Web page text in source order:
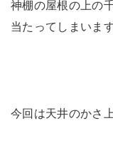
神棚の屋根の上の
当たってしまいます
今回は天井のかさ